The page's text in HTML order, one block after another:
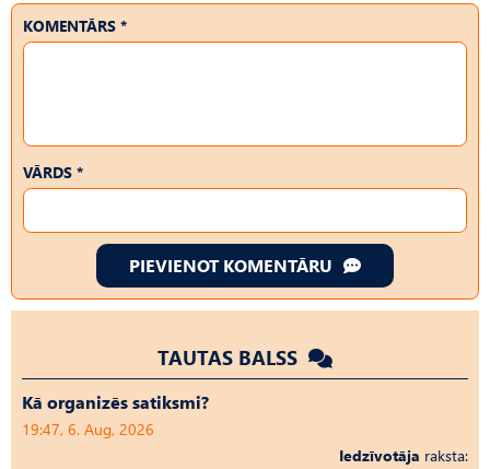
KOMENTĀRS *
VĀRDS *
PIEVIENOT KOMENTĀRU
TAUTAS BALSS
Kā organizēs satiksmi?
19:47, 6. Aug, 2026
Iedzīvotāja raksta: